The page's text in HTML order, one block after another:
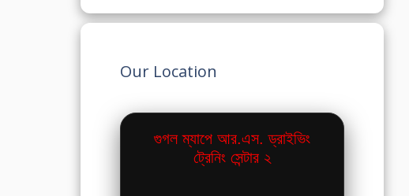
Our Location
গুগল ম্যাপে আর.এস. ড্রাইভিং
ট্রেনিং সেন্টার ২